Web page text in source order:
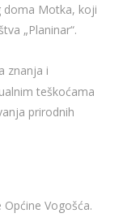
doma Motka, koji
„Planinar“.
znanja i
teškoćama
prirodnih
Vogošća.